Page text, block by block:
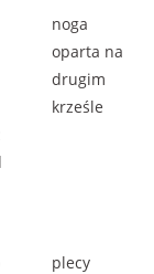
noga
oparta na
drugim
krześle
plecy